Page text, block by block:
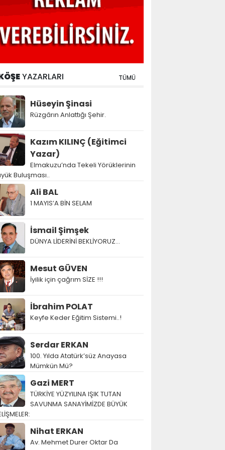
YAZARLARI TÜMÜ
Hüseyin Şinasi
Rüzgârın Anlattığı Şehir.
Kazım KILINÇ (Eğitimci
Yazar)
Elmakuzu’nda Tekeli Yörüklerinin
Buluşması..
Ali BAL
1 MAYIS’A BİN SELAM
İsmail Şimşek
DÜNYA LİDERİNİ BEKLİYORUZ…
Mesut GÜVEN
İyilik için çağrım SİZE !!!
İbrahim POLAT
Keyfe Keder Eğitim Sistemi..!
Serdar ERKAN
100. Yılda Atatürk’süz Anayasa
Mümkün Mü?
Gazi MERT
TÜRKİYE YÜZYILINA IŞIK TUTAN
SAVUNMA SANAYİMİZDE BÜYÜK
Nihat ERKAN
Av. Mehmet Durer Oktar Da